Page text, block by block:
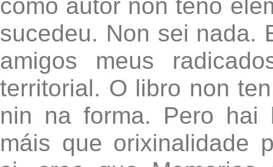
como autor non teño
sucedeu. Non sei nada.
amigos meus
territorial. O libro non
nin na forma. Pero hai
máis que orixinalidade